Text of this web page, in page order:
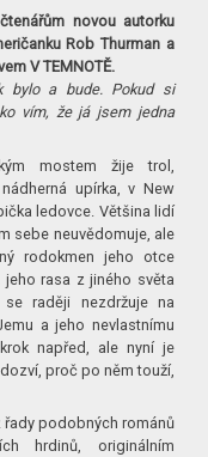
novou autorku
Rob Thurman a
V TEMNOTĚ.
bylo a bude. Pokud si
vím, že já jsem jedna
mostem žije trol,
upírka, v New
ledovce. Většina lidí
sebe neuvědomuje, ale
rodokmen jeho otce
rasa z jiného světa
raději nezdržuje na
a jeho nevlastnímu
napřed, ale nyní je
proč po něm touží,
řady podobných románů
hrdinů, originálním